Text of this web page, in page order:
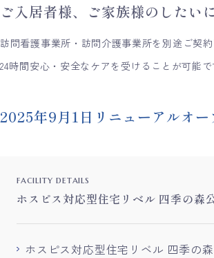
facility details
ホスピス対応型住宅リベル 四季の森
ホスピス対応型住宅リベル 四季の
ご入居者様、ご家族様のしたい
訪問看護事業所・訪問介護事業所を別途ご契
24時間安心・安全なケアを受けることが可能で
2025年9月1日リニューアルオー